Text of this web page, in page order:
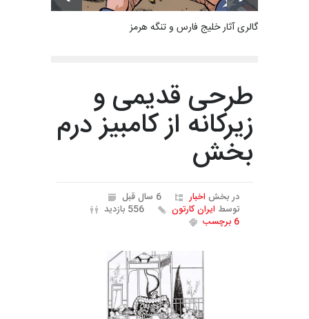
گالری آثار خلیج فارس و تنگه هرمز
طرحی قدیمی و
زیرکانه از کامبیز درم
بخش
در بخش اخبار
6 سال قبل
توسط ایران کارتون
556 بازدید
6 برچسب